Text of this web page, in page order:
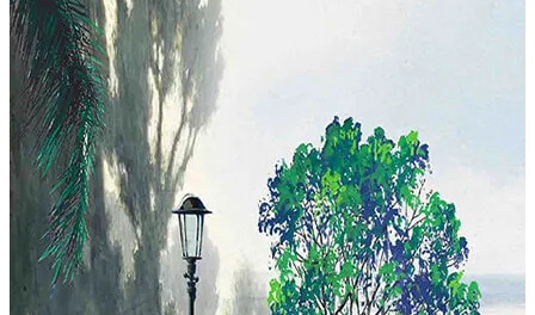
「華平深見」位於台南市安平區育平九街，由海富建設股
份有限公司投資興建，禾展營造有限公司營造，陳尚志建
築師事務所建築設計，基地面積
474.01坪、建蔽率51.7％、公設比33.7%。
台南市政中心點｜面擁華平公園｜2-3房精品AI宅
https://bit.ly/華平深見